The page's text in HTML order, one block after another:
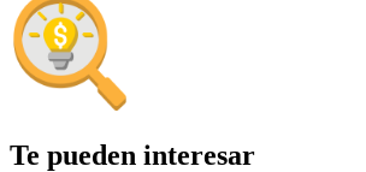
Te pueden interesar